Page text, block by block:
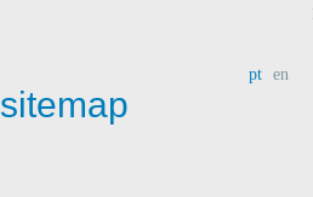
pt en
sitemap